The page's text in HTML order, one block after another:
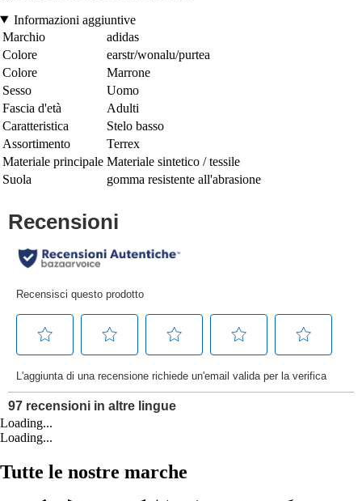
Informazioni aggiuntive
Marchio
adidas
Colore
earstr/wonalu/purtea
Colore
Marrone
Sesso
Uomo
Fascia d'età
Adulti
Caratteristica
Stelo basso
Assortimento
Terrex
Materiale principale Materiale sintetico / tessile
Suola
gomma resistente all'abrasione
Loading...
Loading...
Tutte le nostre marche